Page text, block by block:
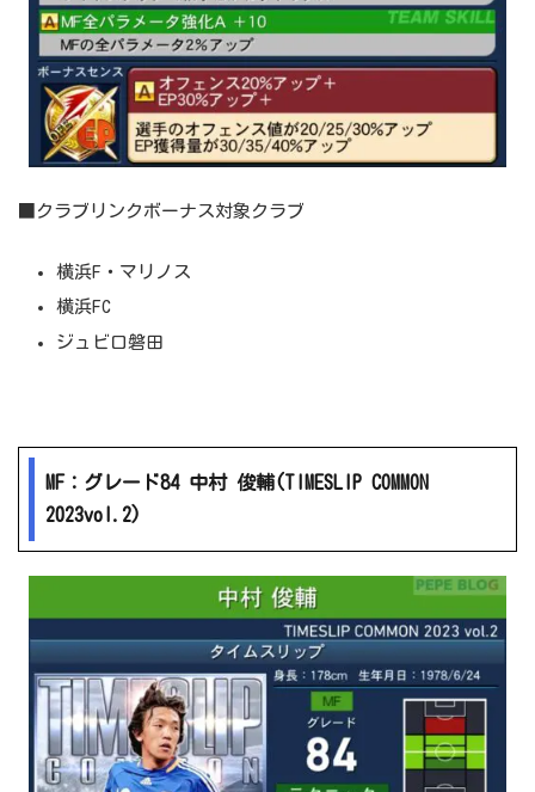
■クラブリンクボーナス対象クラブ
横浜F・マリノス
横浜FC
ジュビロ磐田
MF：グレード84 中村 俊輔(TIMESLIP COMMON
2023vol.2)